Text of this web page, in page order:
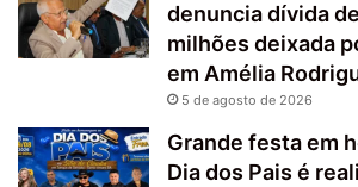
denuncia dívida
milhões deixada
em Amélia
5 de agosto de 2026
Grande festa em
Dia dos Pais é